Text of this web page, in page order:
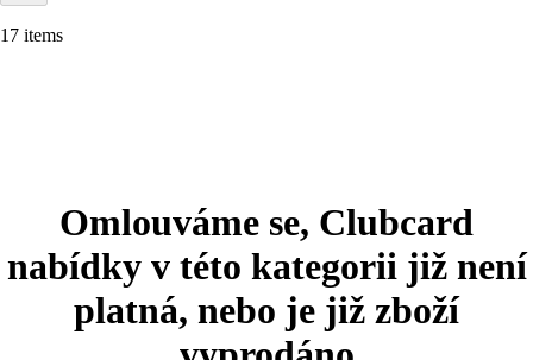
17 items
Omlouváme se, Clubcard
nabídky v této kategorii již není
platná, nebo je již zboží